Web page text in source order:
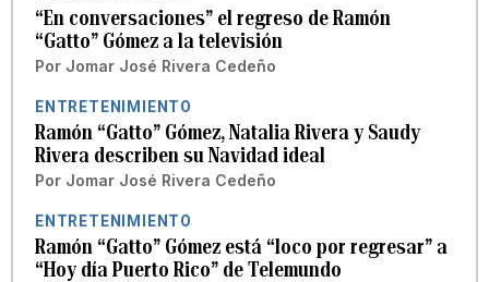
“En conversaciones” el regreso de Ramón
“Gatto” Gómez a la televisión
Por Jomar José Rivera Cedeño
ENTRETENIMIENTO
Ramón “Gatto” Gómez, Natalia Rivera y Saudy
Rivera describen su Navidad ideal
Por Jomar José Rivera Cedeño
ENTRETENIMIENTO
Ramón “Gatto” Gómez está “loco por regresar” a
“Hoy día Puerto Rico” de Telemundo